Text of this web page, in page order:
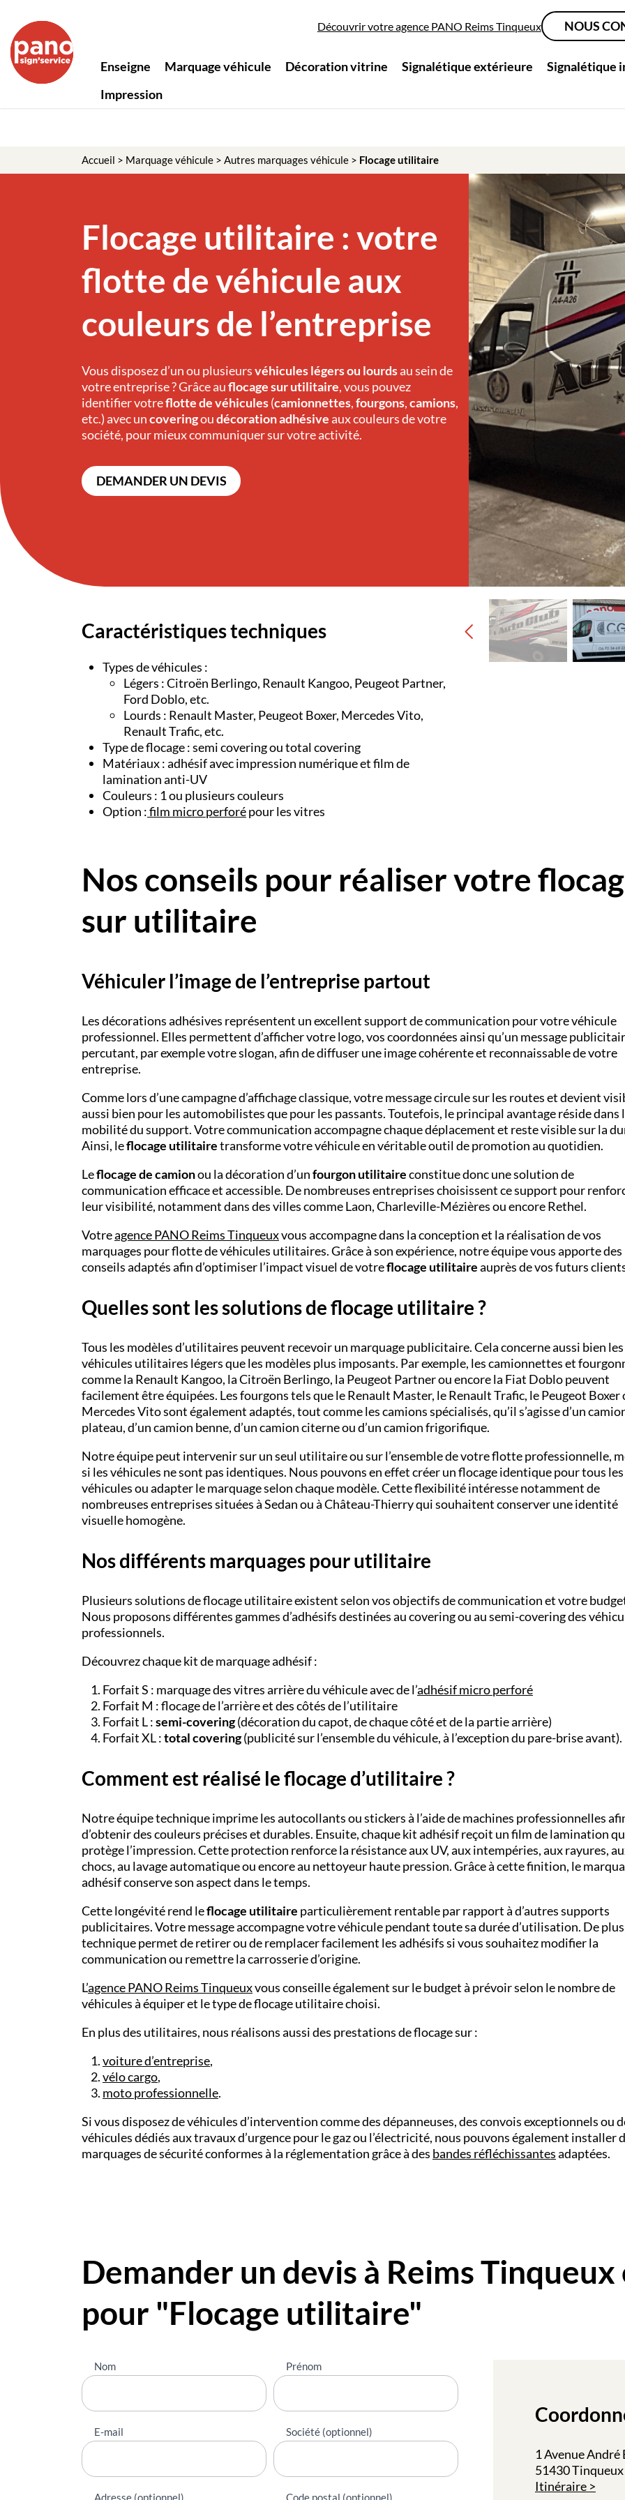
Enseigne Marquage véhicule Décoration vitrine Signalétique extérieure
Signalétique
Impression
Découvrir votre agence PANO Reims Tinqueux NOUS
Accueil > Marquage véhicule > Autres marquages véhicule > Flocage utilitaire
Flocage utilitaire : votre
flotte de véhicule aux
couleurs de l’entreprise
Vous disposez d’un ou plusieursvéhicules légers ou lourdsau sein de
votre entreprise ? Grâce auflocage sur utilitaire, vous pouvez
identifier votreflotte de véhicules(camionnettes,fourgons,camions,
etc.) avec uncoveringoudécoration adhésiveaux couleurs de votre
société, pour mieux communiquer sur votre activité.
DEMANDER UN DEVIS
Caractéristiques techniques
Types de véhicules :
Légers : Citroën Berlingo, Renault Kangoo, Peugeot Partner,
Ford Doblo, etc.
Lourds : Renault Master, Peugeot Boxer, Mercedes Vito,
Renault Trafic, etc.
Type de flocage : semi covering ou total covering
Matériaux : adhésif avec impression numérique et film de
lamination anti-UV
Couleurs : 1 ou plusieurs couleurs
Option :film micro perforépour les vitres
Nos conseils pour réaliser votre
sur utilitaire
Véhiculer l’image de l’entreprise partout
Les décorations adhésives représentent un excellent support de communication pour votre véhicule
professionnel. Elles permettent d’afficher votre logo, vos coordonnées ainsi qu’un message
percutant, par exemple votre slogan, afin de diffuser une image cohérente et reconnaissable de votre
entreprise.
Comme lors d’une campagne d’affichage classique, votre message circule sur les routes et devient
aussi bien pour les automobilistes que pour les passants. Toutefois, le principal avantage réside dans
mobilité du support. Votre communication accompagne chaque déplacement et reste visible sur la
Ainsi, leflocage utilitairetransforme votre véhicule en véritable outil de promotion au quotidien.
Leflocage de camionou la décoration d’unfourgon utilitaireconstitue donc une solution de
communication efficace et accessible. De nombreuses entreprises choisissent ce support pour
leur visibilité, notamment dans des villes comme Laon, Charleville-Mézières ou encore Rethel.
Votreagence PANO Reims Tinqueuxvous accompagne dans la conception et la réalisation de vos
marquages pour flotte de véhicules utilitaires. Grâce à son expérience, notre équipe vous apporte des
conseils adaptés afin d’optimiser l’impact visuel de votreflocage utilitaireauprès de vos futurs
Quelles sont les solutions de flocage utilitaire ?
Tous les modèles d’utilitaires peuvent recevoir un marquage publicitaire. Cela concerne aussi bien les
véhicules utilitaires légers que les modèles plus imposants. Par exemple, les camionnettes et
comme la Renault Kangoo, la Citroën Berlingo, la Peugeot Partner ou encore la Fiat Doblo peuvent
facilement être équipées. Les fourgons tels que le Renault Master, le Renault Trafic, le Peugeot Boxer
Mercedes Vito sont également adaptés, tout comme les camions spécialisés, qu’il s’agisse d’un
plateau, d’un camion benne, d’un camion citerne ou d’un camion frigorifique.
Notre équipe peut intervenir sur un seul utilitaire ou sur l’ensemble de votre flotte professionnelle,
si les véhicules ne sont pas identiques. Nous pouvons en effet créer un flocage identique pour tous les
véhicules ou adapter le marquage selon chaque modèle. Cette flexibilité intéresse notamment de
nombreuses entreprises situées à Sedan ou à Château-Thierry qui souhaitent conserver une identité
visuelle homogène.
Nos différents marquages pour utilitaire
Plusieurs solutions de flocage utilitaire existent selon vos objectifs de communication et votre
Nous proposons différentes gammes d’adhésifs destinées au covering ou au semi-covering des
professionnels.
Découvrez chaque kit de marquage adhésif :
Forfait S : marquage des vitres arrière du véhicule avec de l’adhésif micro perforé
Forfait M : flocage de l’arrière et des côtés de l’utilitaire
Forfait L :semi-covering(décoration du capot, de chaque côté et de la partie arrière)
Forfait XL :total covering(publicité sur l’ensemble du véhicule, à l’exception du pare-brise avant).
Comment est réalisé le flocage d’utilitaire ?
Notre équipe technique imprime les autocollants ou stickers à l’aide de machines professionnelles
d’obtenir des couleurs précises et durables. Ensuite, chaque kit adhésif reçoit un film de lamination
protège l’impression. Cette protection renforce la résistance aux UV, aux intempéries, aux rayures,
chocs, au lavage automatique ou encore au nettoyeur haute pression. Grâce à cette finition, le
adhésif conserve son aspect dans le temps.
Cette longévité rend leflocage utilitaire particulièrement rentable par rapport à d’autres supports
publicitaires. Votre message accompagne votre véhicule pendant toute sa durée d’utilisation. De
technique permet de retirer ou de remplacer facilement les adhésifs si vous souhaitez modifier la
communication ou remettre la carrosserie d’origine.
L’agence PANO Reims Tinqueuxvous conseille également sur le budget à prévoir selon le nombre de
véhicules à équiper et le type de flocage utilitaire choisi.
En plus des utilitaires, nous réalisons aussi des prestations de flocage sur :
voiture d’entreprise,
vélo cargo,
moto professionnelle.
Si vous disposez de véhicules d’intervention comme des dépanneuses, des convois exceptionnels ou
véhicules dédiés aux travaux d’urgence pour le gaz ou l’électricité, nous pouvons également installer
marquages de sécurité conformes à la réglementation grâce à des bandes réfléchissantesadaptées.
Demander un devis à Reims
pour "Flocage utilitaire"
Nous
contacter
Nom Prénom
E-mail Société (optionnel)
Adresse (optionnel) Code postal (optionnel)
1 Avenue
51430 Tinqueux
Itinéraire